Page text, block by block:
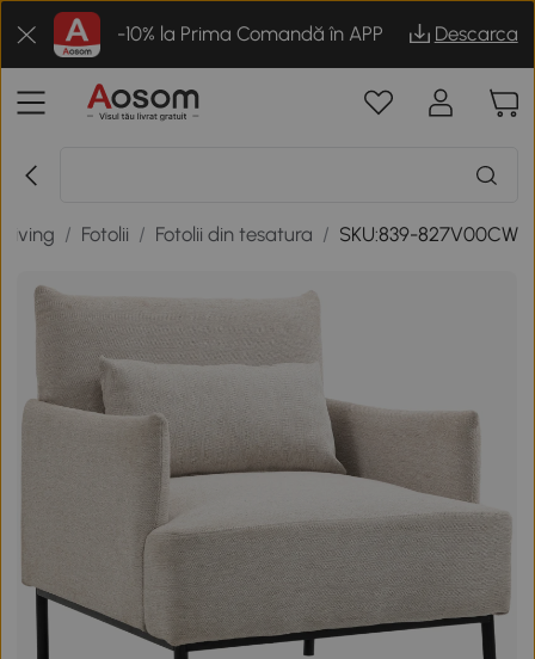
-10% la Prima Comandă în APP Descarca
living / Fotolii / Fotolii din tesatura / SKU:839-827V00CW